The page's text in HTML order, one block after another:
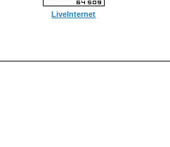
LiveInternet